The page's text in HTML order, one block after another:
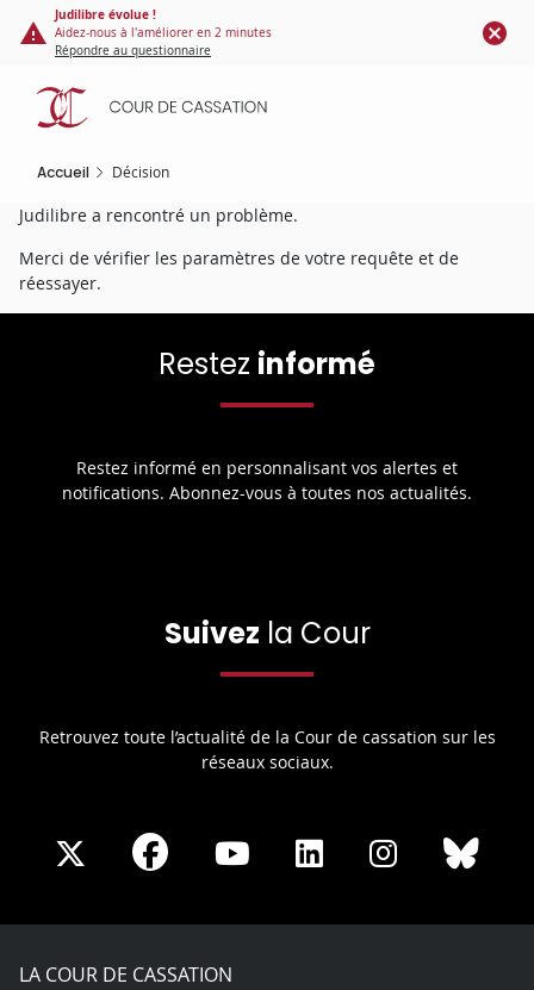
Panneau de gestion des cookies
contenu
principal
Judilibre évolue !
Aidez-nous à l'améliorer en 2 minutes
Répondre au questionnaire
Accueil Décision
Judilibre a rencontré un problème.
Merci de vérifier les paramètres de votre requête et de
réessayer.
Restez informé
Restez informé en personnalisant vos alertes et
notifications. Abonnez-vous à toutes nos actualités.
Suivez la Cour
Retrouvez toute l’actualité de la Cour de cassation sur les
réseaux sociaux.
Share
X
Share
Facebook
Share
Youtube
Share
LinkedIn
Share
Instagram
LA COUR DE CASSATION